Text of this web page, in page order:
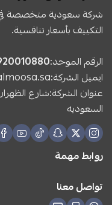
شركة سعودية متخصصة في
التكييف بأسعار تنافسية.
الرقم الموحد:
ايميل الشركة:
عنوان الشركة:شارع
السعوديه
روابط مهمة
تواصل معنا